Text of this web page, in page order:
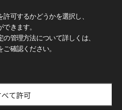
可するかどうかを選択し、
きます。
管理方法について詳しくは、
ご確認ください。
べて許可